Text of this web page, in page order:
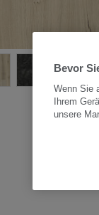
Alle
Bevor
Wenn Sie
Ihrem
unsere